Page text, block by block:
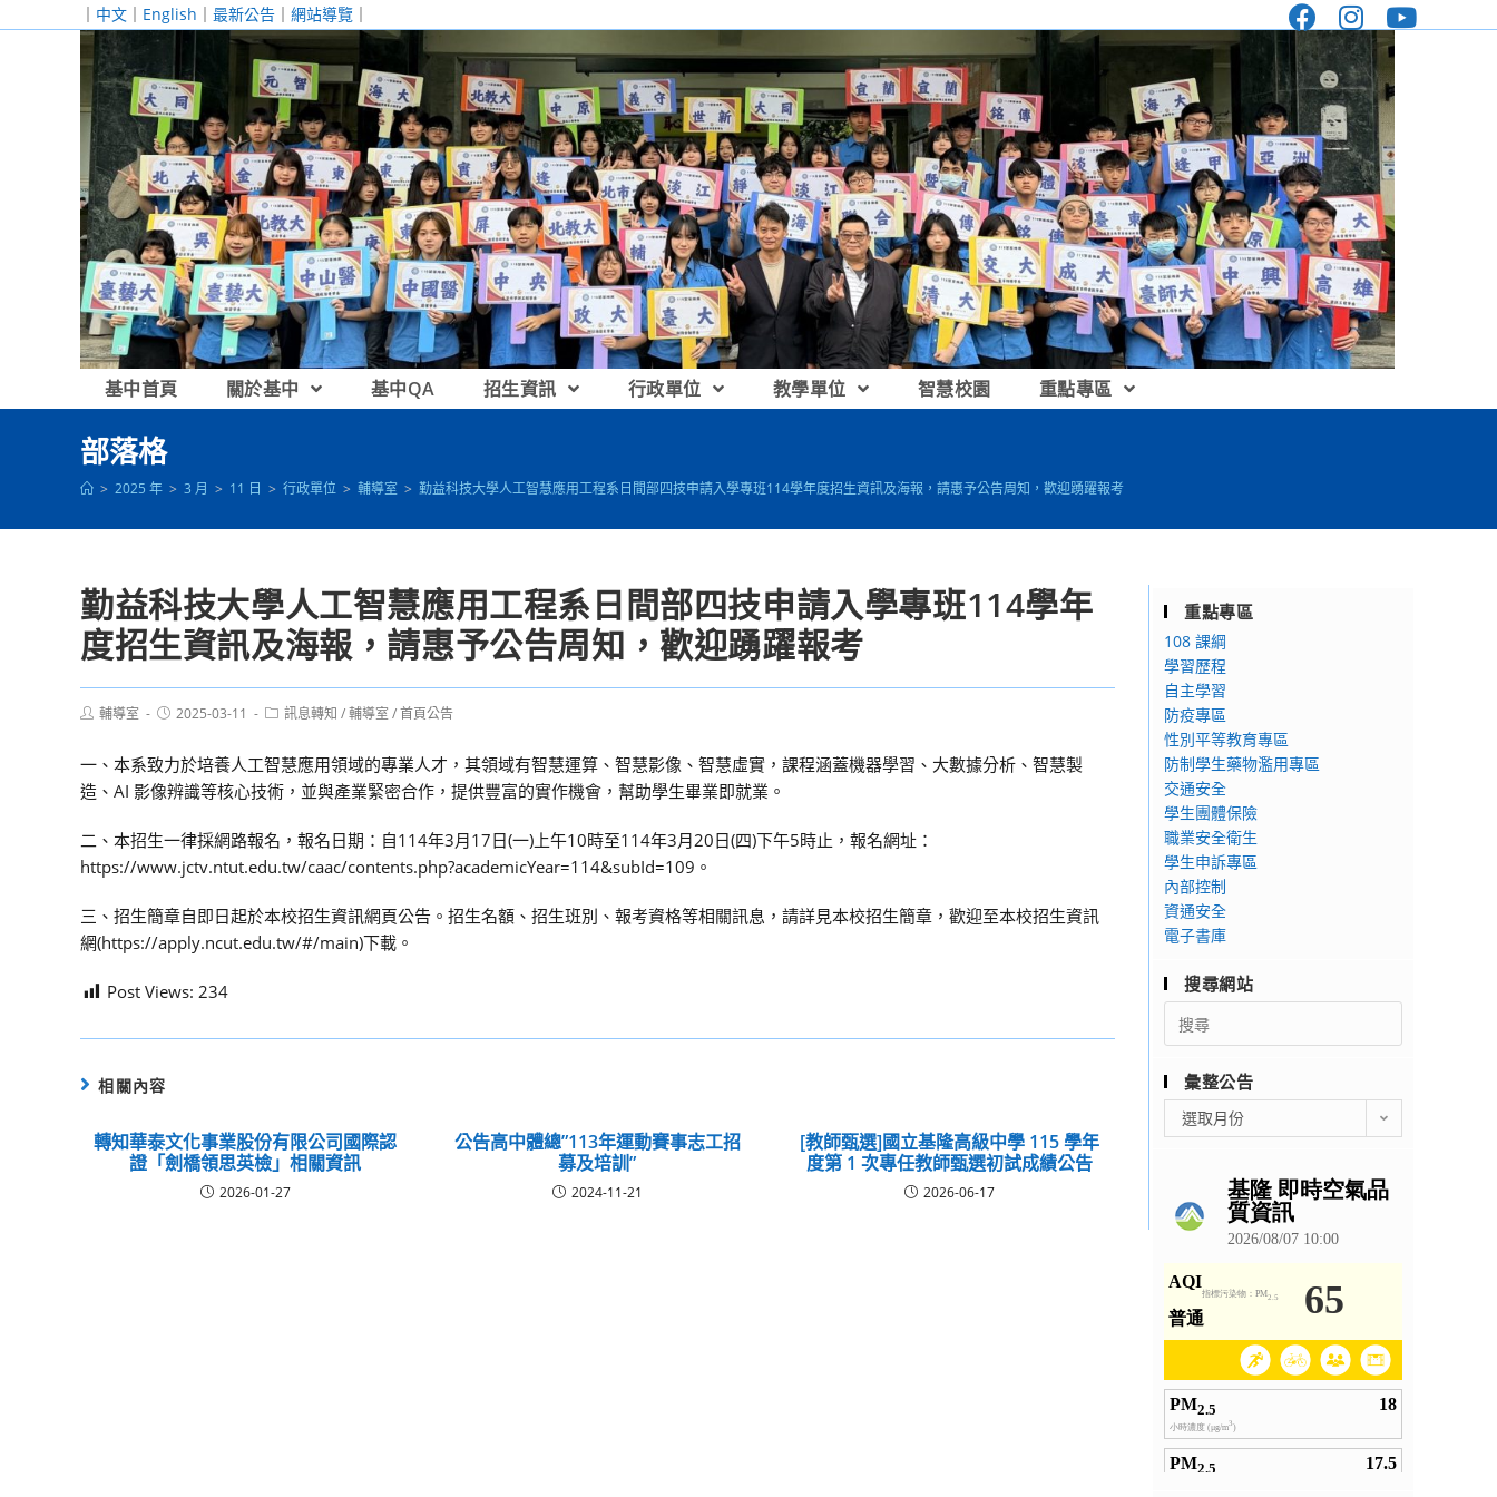
｜ 中文 ｜ English ｜ 最新公告 ｜ 網站導覽 ｜
基中首頁 關於基中 基中QA 招生資訊 行政單位 教學單位 智慧校園 重點專區
部落格
> 2025 年 > 3 月 > 11 日 > 行政單位 > 輔導室 > 勤益科技大學人工智慧應用工程系日間部四技申請入學專班114學年度招生資訊及海報，請惠予公告周知，歡迎踴躍報考
勤益科技大學人工智慧應用工程系日間部四技申請入學專班114學年
度招生資訊及海報，請惠予公告周知，歡迎踴躍報考
Post輔導室
Post2025-03-11
Post訊息轉知 /輔導室 /首頁公告
一、本系致力於培養人工智慧應用領域的專業人才，其領域有智慧運算、智慧影像、智慧虛實，課程涵蓋機器學習、大數據分析、智慧製
造、AI 影像辨識等核心技術，並與產業緊密合作，提供豐富的實作機會，幫助學生畢業即就業。
二、本招生一律採網路報名，報名日期：自114年3月17日(一)上午10時至114年3月20日(四)下午5時止，報名網址：
https://www.jctv.ntut.edu.tw/caac/contents.php?academicYear=114&subId=109。
三、招生簡章自即日起於本校招生資訊網頁公告。招生名額、招生班別、報考資格等相關訊息，請詳見本校招生簡章，歡迎至本校招生資訊
網(https://apply.ncut.edu.tw/#/main)下載。
Post Views: 234
相關內容
轉知華泰文化事業股份有限公司國際認
證「劍橋領思英檢」相關資訊
2026-01-27
公告高中體總”113年運動賽事志工招
募及培訓”
2024-11-21
[教師甄選]國立基隆高級中學 115 學年
度第 1 次專任教師甄選初試成績公告
2026-06-17
重點專區
108 課綱
學習歷程
自主學習
防疫專區
性別平等教育專區
防制學生藥物濫用專區
交通安全
學生團體保險
職業安全衛生
學生申訴專區
內部控制
資通安全
電子書庫
搜尋網站
Search
for:
彙整公告
整
選取月份